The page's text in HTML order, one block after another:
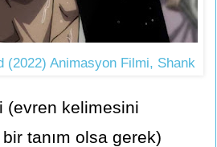
(2022) Animasyon Filmi, Shank
(evren kelimesini
tanım olsa gerek)